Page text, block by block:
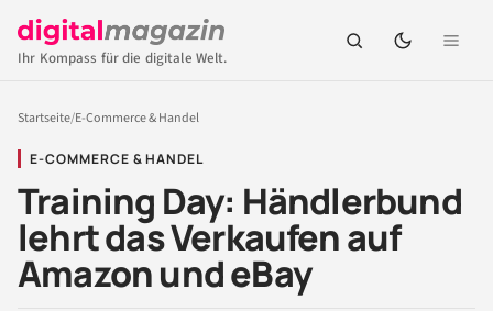
Ihr Kompass für die digitale Welt.
Startseite/E-Commerce & Handel
E-COMMERCE & HANDEL
Training Day: Händlerbund
lehrt das Verkaufen auf
Amazon und eBay